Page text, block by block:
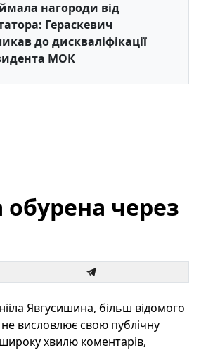
нагороди від
Гераскевич
до дискваліфікації
МОК
через
Явгусишина, більш відомого
висловлює свою публічну
хвилю коментарів,